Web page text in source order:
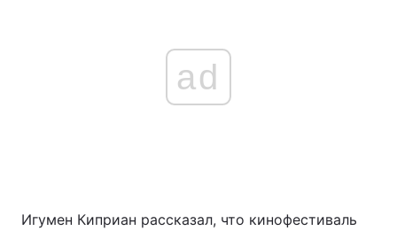
ad
Игумен Киприан рассказал, что кинофестиваль